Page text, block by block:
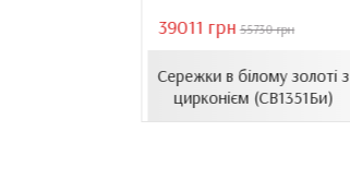
39011 грн 55730 грн
Сережки в білому золоті з
цирконієм (СВ1351Би)